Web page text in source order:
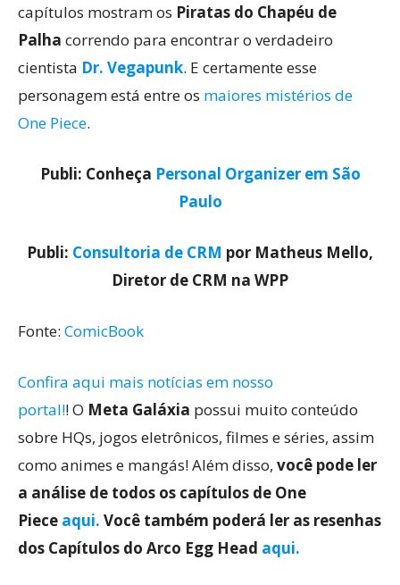
capítulos mostram os Piratas do Chapéu de
Palha correndo para encontrar o verdadeiro
cientista Dr. Vegapunk. E certamente esse
personagem está entre os maiores mistérios de
One Piece.
Publi: Conheça Personal Organizer em São
Paulo
Publi: Consultoria de CRM por Matheus Mello,
Diretor de CRM na WPP
Fonte: ComicBook
Confira aqui mais notícias em nosso
portal!! O Meta Galáxia possui muito conteúdo
sobre HQs, jogos eletrônicos, filmes e séries, assim
como animes e mangás! Além disso, você pode ler
a análise de todos os capítulos de One
Piece aqui. Você também poderá ler as resenhas
dos Capítulos do Arco Egg Head aqui.